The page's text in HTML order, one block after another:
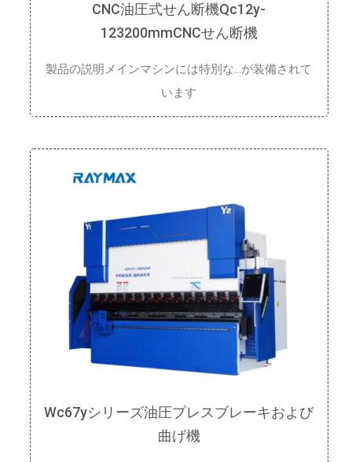
CNC油圧式せん断機Qc12y-
123200mmCNCせん断機
製品の説明メインマシンには特別な…が装備されて
います
Wc67yシリーズ油圧プレスブレーキおよび
曲げ機